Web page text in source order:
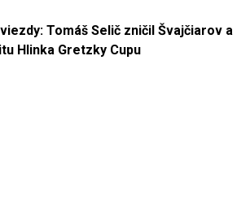
Tomáš Selič zničil Švajčiarov a
Hlinka Gretzky Cupu